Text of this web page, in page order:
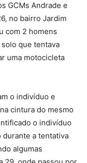
GCMs Andrade e
no bairro Jardim
com 2 homens
que tentava
uma motocicleta
o indivíduo e
cintura do mesmo
o indivíduo
durante a tentativa
algumas